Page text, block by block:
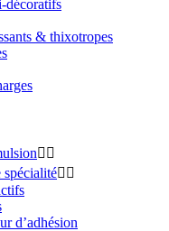
décoratifs
& thixotropes
 
spécialité 
d’adhésion